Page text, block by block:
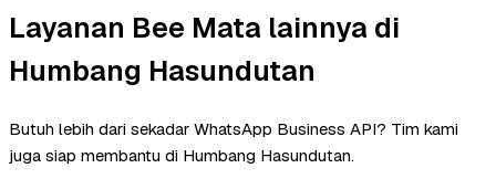
Layanan Bee Mata lainnya di
Humbang Hasundutan
Butuh lebih dari sekadar WhatsApp Business API? Tim kami
juga siap membantu di Humbang Hasundutan.